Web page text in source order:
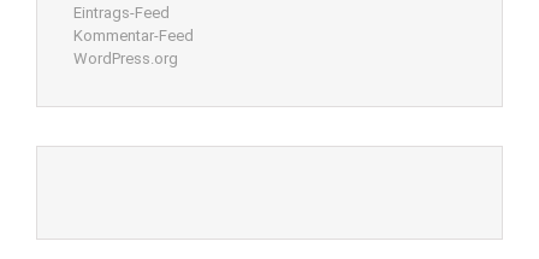
Eintrags-Feed
Kommentar-Feed
WordPress.org